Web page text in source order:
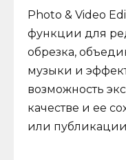
Photo & Video
функции для
обрезка,
музыки и
возможность
качестве и ее
или публикации